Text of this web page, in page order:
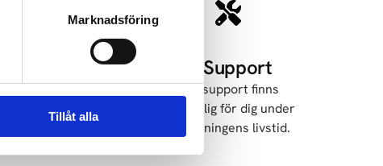
Marknadsföring
Tillåt alla
4. Support
Vår support finns
tillgänglig för dig under
anläggningens livstid.